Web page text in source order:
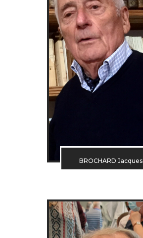
BROCHARD Jacques